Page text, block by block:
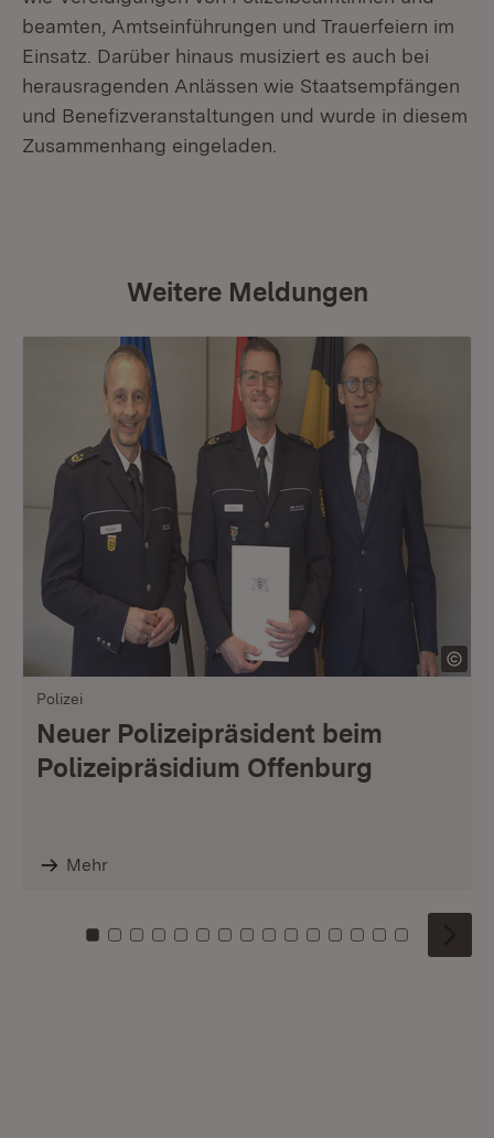
beamten, Amtseinführungen und Trauerfeiern im
Einsatz. Darüber hinaus musiziert es auch bei
herausragenden Anlässen wie Staatsempfängen
und Benefizveranstaltungen und wurde in diesem
Zusammenhang eingeladen.
Weitere Meldungen
Polizei
Neuer Polizeipräsident beim
Polizeipräsidium Offenburg
Mehr
Zu Kachel: 0
Zu Kachel: 1
Zu Kachel: 2
Zu Kachel: 3
Zu Kachel: 4
Zu Kachel: 5
Zu Kachel: 6
Zu Kachel: 7
Zu Kachel: 8
Zu Kachel: 9
Zu Kachel: 10
Zu Kachel: 11
Zu Kachel: 12
Zu Kachel:
Zu